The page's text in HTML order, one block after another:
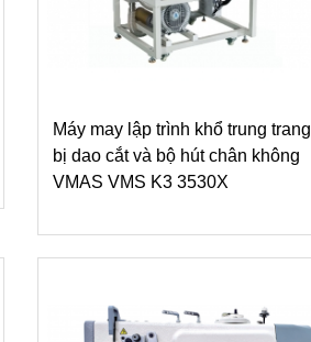
Máy may lập trình khổ trung trang
bị dao cắt và bộ hút chân không
VMAS VMS K3 3530X